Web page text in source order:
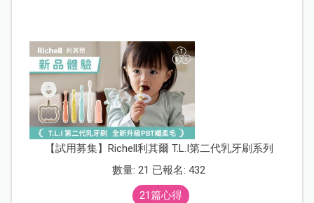
【試用募集】Richell利其爾 T.L.I第二代乳牙刷系列
數量: 21 已報名: 432
21篇心得